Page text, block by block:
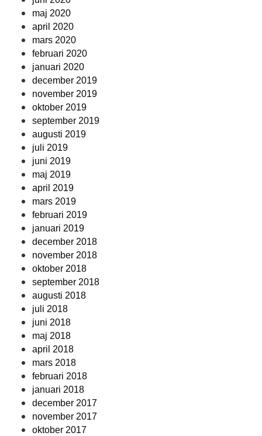
maj 2020
april 2020
mars 2020
februari 2020
januari 2020
december 2019
november 2019
oktober 2019
september 2019
augusti 2019
juli 2019
juni 2019
maj 2019
april 2019
mars 2019
februari 2019
januari 2019
december 2018
november 2018
oktober 2018
september 2018
augusti 2018
juli 2018
juni 2018
maj 2018
april 2018
mars 2018
februari 2018
januari 2018
december 2017
november 2017
oktober 2017